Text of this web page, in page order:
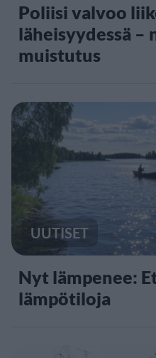
Poliisi valvoo
läheisyydessä –
muistutus
UUTISET
Nyt lämpenee:
lämpötiloja